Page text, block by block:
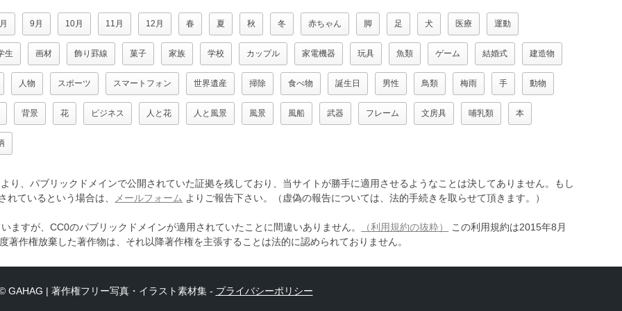
9月 10月 11月 12月 春 夏 秋 冬 赤ちゃん 脚 足 犬 医療 運動
生 画材 飾り罫線 菓子 家族 学校 カップル 家電機器 玩具 魚類 ゲーム 結婚式 建造物
人物 スポーツ スマートフォン 世界遺産 掃除 食べ物 誕生日 男性 鳥類 梅雨 手 動物
背景 花 ビジネス 人と花 人と風景 風景 風船 武器 フレーム 文房具 哺乳類 本
り、パブリックドメインで公開されていた証拠を残しており、当サイトが勝手に適用させるようなことは決してありません。もし
ているという場合は、
メールフォーム よりご報告下さい。（虚偽の報告については、法的手続きを取らせて頂きます。）
ますが、CC0のパブリックドメインが適用されていたことに間違いありません。 （利用規約の抜粋）
この利用規約は2015年8月
作権放棄した著作物は、それ以降著作権を主張することは法的に認められておりません。
GAHAG | 著作権フリー写真・イラスト素材集 - プライバシーポリシー